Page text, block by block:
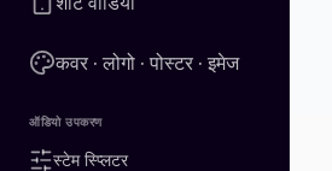
कवर · लोगो · पोस्टर · इमेज
ऑडियो उपकरण
स्टेम स्प्लिटर